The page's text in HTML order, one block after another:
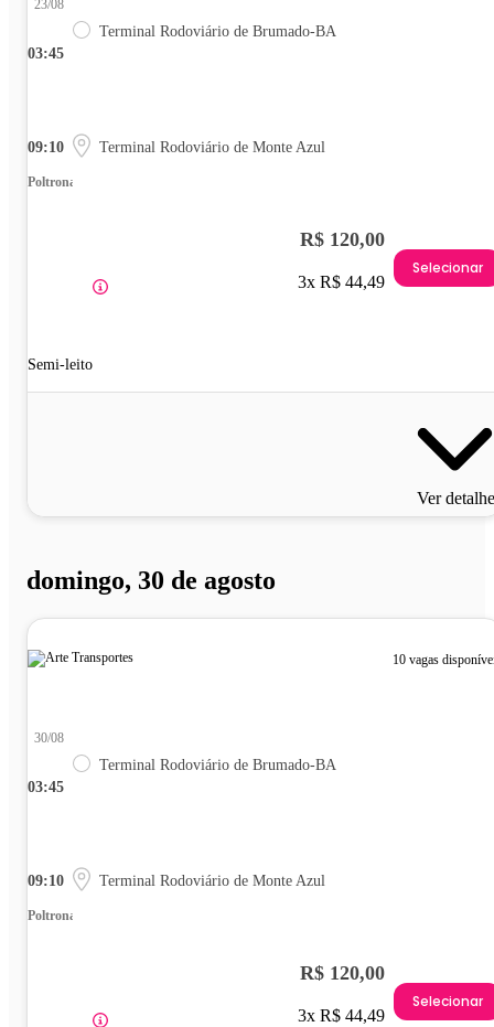
03:45
23/08
Terminal Rodoviário de Brumado-BA
09:10 Terminal Rodoviário de Monte Azul
Poltrona
Semi-leito
R$ 120,00
3x R$ 44,49
Selecionar
Ver
domingo, 30 de agosto
10 vagas
03:45
30/08
Terminal Rodoviário de Brumado-BA
09:10 Terminal Rodoviário de Monte Azul
Poltrona
R$ 120,00
3x R$ 44,49
Selecionar